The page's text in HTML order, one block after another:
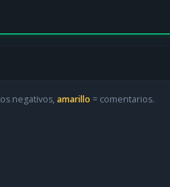
negativos, amarillo = comentarios.